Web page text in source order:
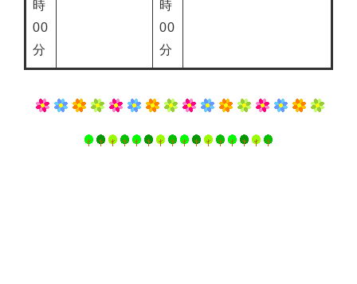
時
00
分
時
00
分